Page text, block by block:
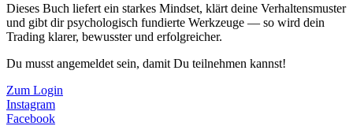
Dieses Buch liefert ein starkes Mindset, klärt deine Verhaltensmuster
und gibt dir psychologisch fundierte Werkzeuge — so wird dein
Trading klarer, bewusster und erfolgreicher.
Du musst angemeldet sein, damit Du teilnehmen kannst!
Zum Login
Instagram
Facebook